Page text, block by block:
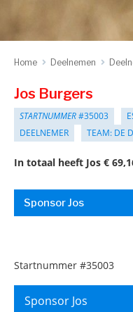
Home Deelnemen
Jos Burgers
STARTNUMMER#35003
DEELNEMER
TEAM: DE
In totaal heeft Jos €
Sponsor Jos
Startnummer #35003
Sponsor Jos